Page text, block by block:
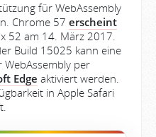
für WebAssembly
Chrome 57 erscheint
52 am 14. März 2017.
Build 15025 kann eine
per
Edge aktiviert werden.
in Apple Safari